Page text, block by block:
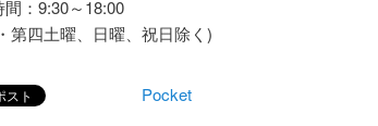
：9:30～18:00
第四土曜、日曜、祝日除く)
Pocket